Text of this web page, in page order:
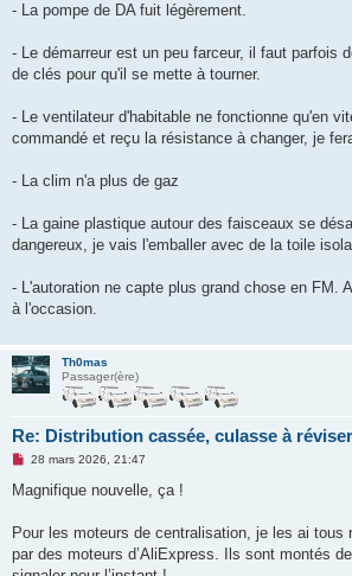
- La pompe de DA fuit légèrement.
- Le démarreur est un peu farceur, il faut parfois
de clés pour qu'il se mette à tourner.
- Le ventilateur d'habitable ne fonctionne qu'en
commandé et reçu la résistance à changer, je
- La clim n'a plus de gaz
- La gaine plastique autour des faisceaux se
dangereux, je vais l'emballer avec de la toile
- L'autoration ne capte plus grand chose en FM.
à l'occasion.
Th0mas
Passager(ère)
Re: Distribution cassée, culasse à réviser
M
s
g
n
o
28 mars 2026, 21:47
Magnifique nouvelle, ça !
Pour les moteurs de centralisation, je les ai tous
par des moteurs d’AliExpress. Ils sont montés